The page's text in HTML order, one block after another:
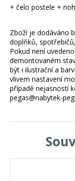
+ čelo postele +
Zboží je dodáváno
doplňků,
Pokud není
demontovaném
být i ilustrační a
vlivem nastavení
případě nejasností
pegas@nabytek-